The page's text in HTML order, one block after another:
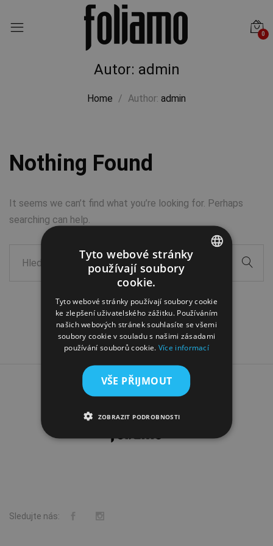
0
Autor: admin
Home Author: admin
Nothing Found
It seems we can’t find what you’re looking for. Perhaps
searching can help.
ENGLISH
CROATIAN
CZECH
HUNGARIAN
SLOVAK
SLOVENIAN
POLISH
Tyto webové stránky
používají soubory
cookie.
Tyto webové stránky používají soubory cookie
ke zlepšení uživatelského zážitku. Používáním
našich webových stránek souhlasíte se všemi
soubory cookie v souladu s našimi zásadami
používání souborů cookie. Více informací
VŠE PŘIJMOUT
ZOBRAZIT PODROBNOSTI